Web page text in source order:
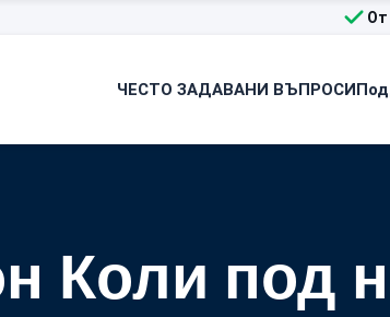
ЧЕСТО ЗАДАВАНИ ВЪПРОСИ
Коли под